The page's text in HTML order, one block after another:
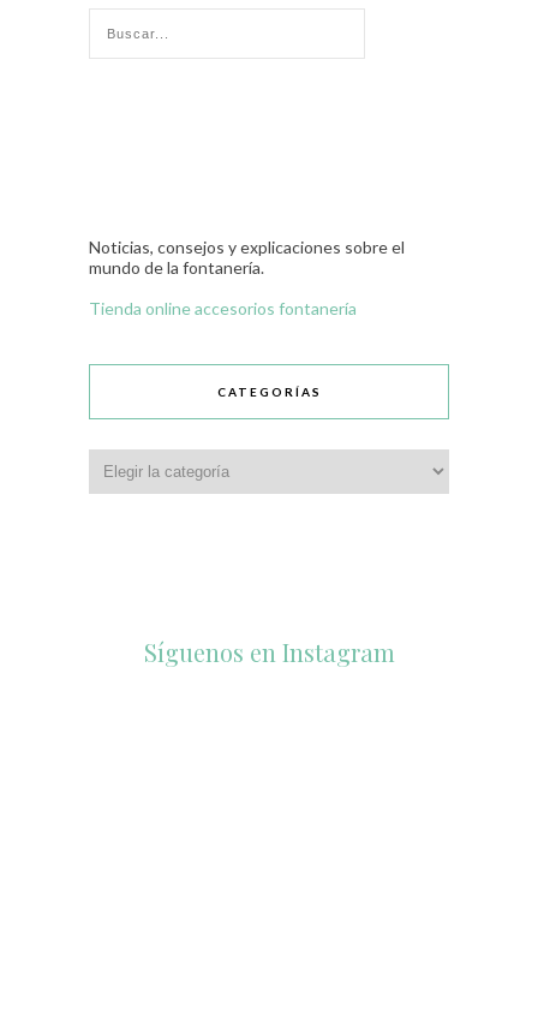
Noticias, consejos y explicaciones sobre el
mundo de la fontanería.
Tienda online accesorios fontanería
CATEGORÍAS
Síguenos en Instagram